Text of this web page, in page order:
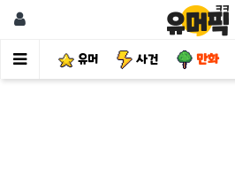
유머 사건 만화